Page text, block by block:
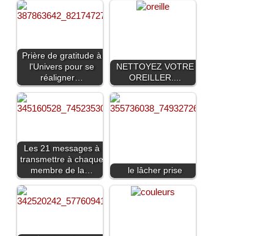
Prière de gratitude à
l'Univers pour se
réaligner…
NETTOYEZ VOTRE
OREILLER....
Les 21 messages à
transmettre à chaque
membre de la…
le lâcher prise